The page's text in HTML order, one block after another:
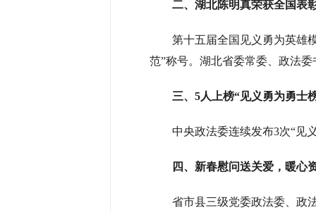
二、湖北陈明真荣获全国表
第十五届全国见义勇为英雄
范”称号。湖北省委常委、政法
三、5人上榜“见义勇为勇士
中央政法委连续发布3次“见
四、新春慰问送关爱，暖心
省市县三级党委政法委、政